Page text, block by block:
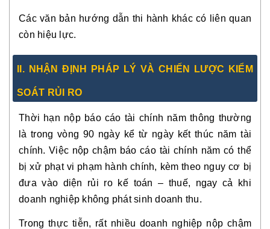
Các văn bản hướng dẫn thi hành khác có liên quan
còn hiệu lực.
II. NHẬN ĐỊNH PHÁP LÝ VÀ CHIẾN LƯỢC KIỂM
SOÁT RỦI RO
Thời hạn nộp báo cáo tài chính năm thông thường
là trong vòng 90 ngày kể từ ngày kết thúc năm tài
chính. Việc nộp chậm báo cáo tài chính năm có thể
bị xử phạt vi phạm hành chính, kèm theo nguy cơ bị
đưa vào diện rủi ro kế toán – thuế, ngay cả khi
doanh nghiệp không phát sinh doanh thu.
Trong thực tiễn, rất nhiều doanh nghiệp nộp chậm